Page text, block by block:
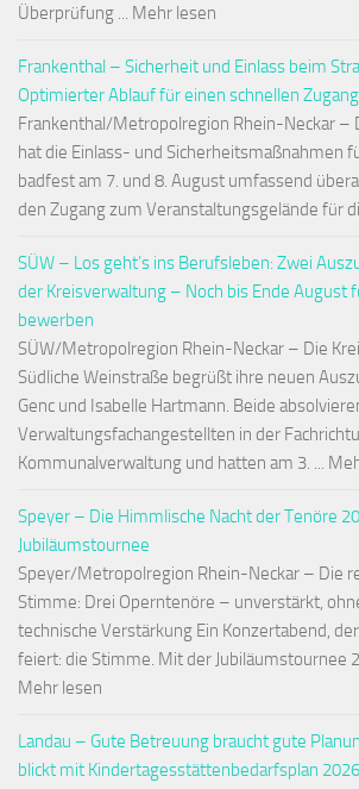
Überprüfung ... Mehr lesen
Frankenthal – Sicherheit und Einlass beim
Optimierter Ablauf für einen schnellen Zugang
Frankenthal/Metropolregion Rhein-Neckar –
hat die Einlass- und Sicherheitsmaßnahmen
badfest am 7. und 8. August umfassend
den Zugang zum Veranstaltungsgelände für
SÜW – Los geht’s ins Berufsleben: Zwei
der Kreisverwaltung – Noch bis Ende August
bewerben
SÜW/Metropolregion Rhein-Neckar – Die
Südliche Weinstraße begrüßt ihre neuen
Genc und Isabelle Hartmann. Beide
Verwaltungsfachangestellten in der
Kommunalverwaltung und hatten am 3. ...
Speyer – Die Himmlische Nacht der Tenöre
Jubiläumstournee
Speyer/Metropolregion Rhein-Neckar – Die
Stimme: Drei Operntenöre – unverstärkt,
technische Verstärkung Ein Konzertabend,
feiert: die Stimme. Mit der Jubiläumstournee
Mehr lesen
Landau – Gute Betreuung braucht gute
blickt mit Kindertagesstättenbedarfsplan